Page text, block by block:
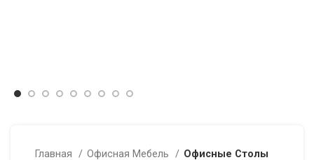
Главная Офисная Мебель Офисные Столы